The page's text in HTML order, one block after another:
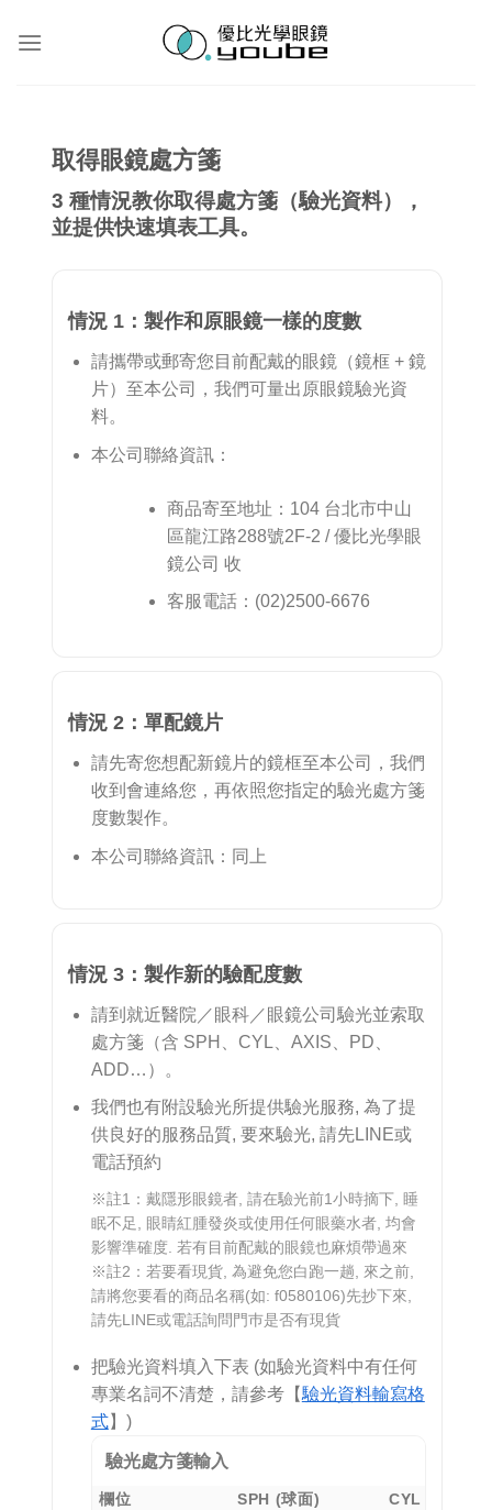
取得眼鏡處方箋
3 種情況教你取得處方箋（驗光資料），
並提供快速填表工具。
情況 1：製作和原眼鏡一樣的度數
請攜帶或郵寄您目前配戴的眼鏡（鏡框 + 鏡
片）至本公司，我們可量出原眼鏡驗光資
料。
本公司聯絡資訊：
商品寄至地址：104 台北市中山
區龍江路288號2F-2 / 優比光學眼
鏡公司 收
客服電話：(02)2500-6676
情況 2：單配鏡片
請先寄您想配新鏡片的鏡框至本公司，我們
收到會連絡您，再依照您指定的驗光處方箋
度數製作。
本公司聯絡資訊：同上
情況 3：製作新的驗配度數
請到就近醫院／眼科／眼鏡公司驗光並索取
處方箋（含 SPH、CYL、AXIS、PD、
ADD…）。
我們也有附設驗光所提供驗光服務, 為了提
供良好的服務品質, 要來驗光, 請先LINE或
電話預約
※註1：戴隱形眼鏡者, 請在驗光前1小時摘下, 睡
眠不足, 眼睛紅腫發炎或使用任何眼藥水者, 均會
影響準確度. 若有目前配戴的眼鏡也麻煩帶過來
※註2：若要看現貨, 為避免您白跑一趟, 來之前,
請將您要看的商品名稱(如: f0580106)先抄下來,
請先LINE或電話詢問門巿是否有現貨
把驗光資料填入下表 (如驗光資料中有任何
專業名詞不清楚，請參考【驗光資料輸寫格
式】)
驗光處方箋輸入
欄位 SPH (球面)
CYL (散光)